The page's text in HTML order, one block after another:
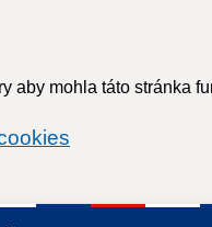
aby mohla táto stránka